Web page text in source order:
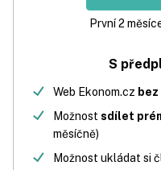
První 2
S
Web Ekonom.cz
Možnost sdílet
měsíčně)
Možnost ukládat si